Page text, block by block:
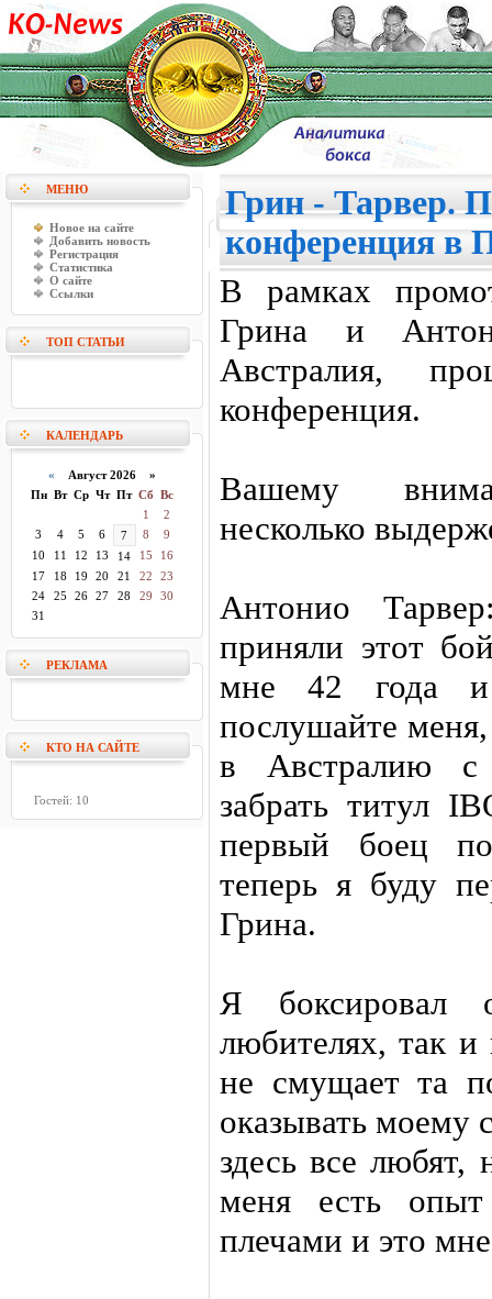
МЕНЮ
Новое на сайте
Добавить новость
Регистрация
Статистика
О сайте
Ссылки
ТОП СТАТЬИ
КАЛЕНДАРЬ
« Август 2026 »
Пн Вт Ср Чт Пт Сб Вс
1
2
3
4 5 6 7 8
9
10
11 12 13 14 15
16
17
18 19 20 21 22
23
24
25 26 27 28 29
30
31
РЕКЛАМА
КТО НА САЙТЕ
Гостей: 10
Грин - Тарвер.
конференция в
В рамках
Грина и
Австралия,
конференция.
Вашему
несколько
Антонио
приняли этот
мне 42 года
послушайте
в Австралию с
забрать титул
первый боец
теперь я буду
Грина.
Я
любителях, так
не смущает та
оказывать моему
здесь все
меня есть
плечами и это